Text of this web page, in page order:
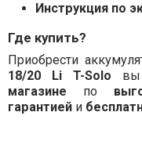
Инструкция по
Где купить?
Приобрести
18/20 Li T-Solo вы
магазине по
гарантиейи